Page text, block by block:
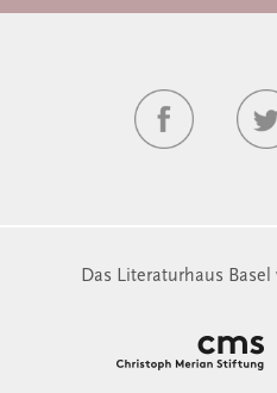
Das Literaturhaus